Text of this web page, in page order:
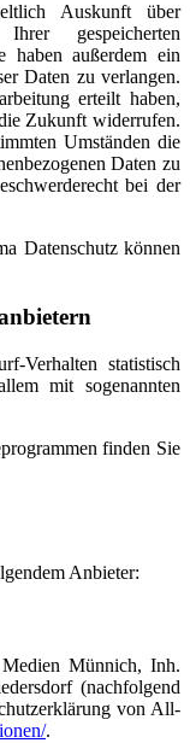
Auskunft über
gespeicherten
haben außerdem ein
Daten zu verlangen.
erteilt haben,
Zukunft widerrufen.
Umständen die
Daten zu
bei der
Datenschutz können
Verhalten statistisch
mit sogenannten
finden Sie
Anbieter:
Münnich, Inh.
(nachfolgend
von All-
.